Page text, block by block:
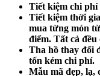
Tiết kiệm chi phí
Tiết kiệm thời
mua từng món
điểm. Tất cả
Tha hồ thay đổi
tốn kém chi phí.
Mẫu mã đẹp, lạ,